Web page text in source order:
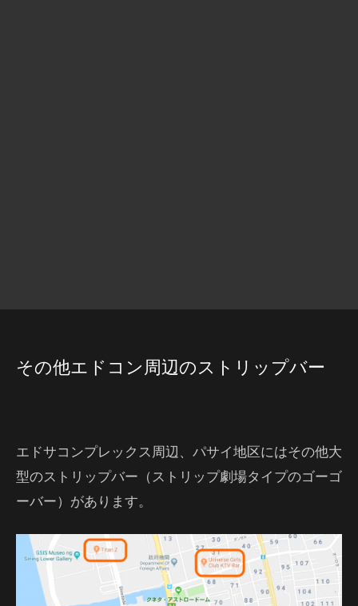
その他エドコン周辺のストリップバー
エドサコンプレックス周辺、パサイ地区にはその他大
型のストリップバー（ストリップ劇場タイプのゴーゴ
ーバー）があります。